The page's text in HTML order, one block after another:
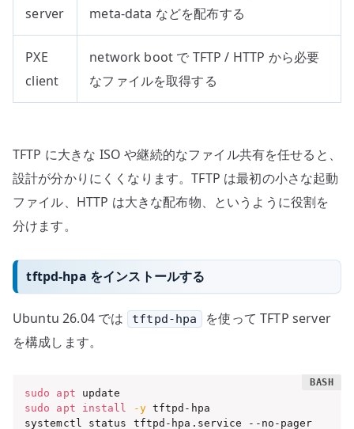
server
meta-data などを配布する
PXE
client
network boot で TFTP / HTTP から必要
なファイルを取得する
TFTP に大きな ISO や継続的なファイル共有を任せると、
設計が分かりにくくなります。TFTP は最初の小さな起動
ファイル、HTTP は大きな配布物、というように役割を
分けます。
tftpd-hpa をインストールする
Ubuntu 26.04 では tftpd-hpa
を使って TFTP server
を構成します。
sudo apt
sudo
apt install -y tftpd-hpa
systemctl status tftpd-hpa.service --no-pager